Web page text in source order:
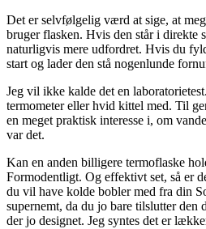
Det er selvfølgelig værd at sige, at
bruger flasken. Hvis den står i direkte
naturligvis mere udfordret. Hvis du
start og lader den stå nogenlunde
Jeg vil ikke kalde det en
termometer eller hvid kittel med. Til
en meget praktisk interesse i, om
var det.
Kan en anden billigere termoflaske
Formodentligt. Og effektivt set, så er
du vil have kolde bobler med fra din
supernemt, da du jo bare tilslutter den
der jo designet. Jeg syntes det er